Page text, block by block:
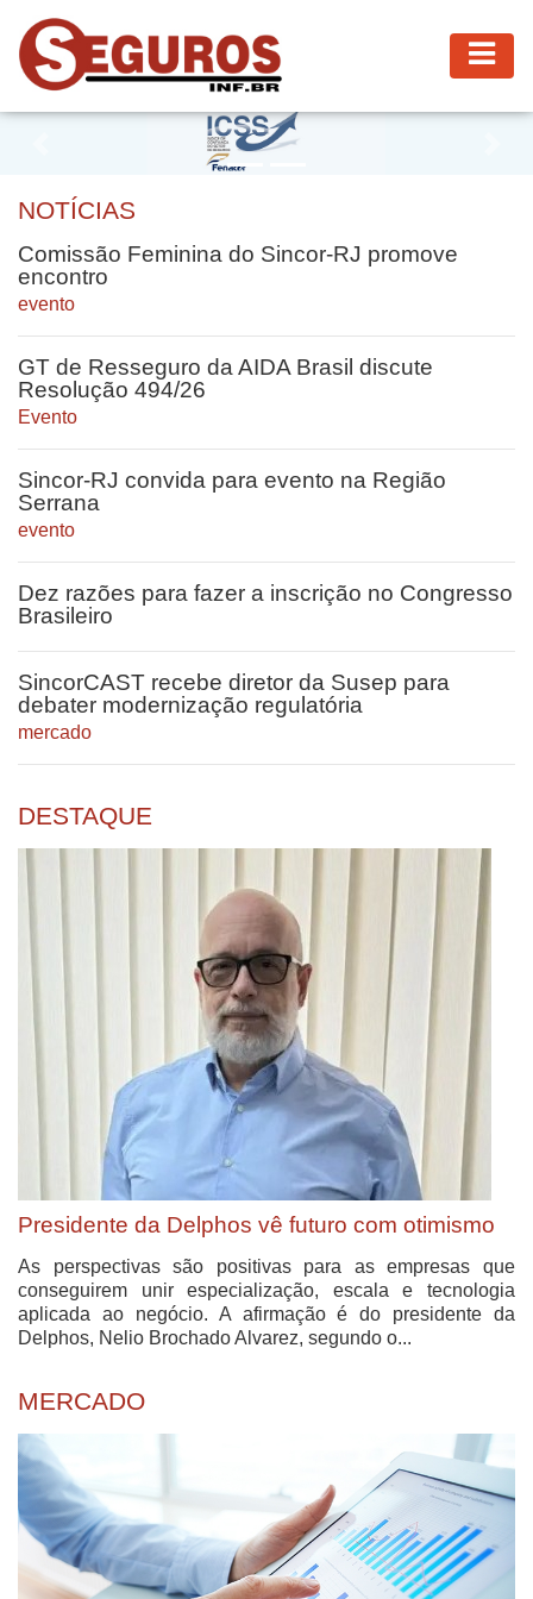
NOTÍCIAS
Comissão Feminina do Sincor-RJ promove
encontro
evento
GT de Resseguro da AIDA Brasil discute
Resolução 494/26
Evento
Sincor-RJ convida para evento na Região
Serrana
evento
Dez razões para fazer a inscrição no Congresso
Brasileiro
SincorCAST recebe diretor da Susep para
debater modernização regulatória
mercado
DESTAQUE
Presidente da Delphos vê futuro com otimismo
As perspectivas são positivas para as empresas que
conseguirem unir especialização, escala e tecnologia
aplicada ao negócio. A afirmação é do presidente da
Delphos, Nelio Brochado Alvarez, segundo o...
MERCADO